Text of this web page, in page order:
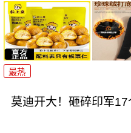
最热
莫迪开大！砸碎印军